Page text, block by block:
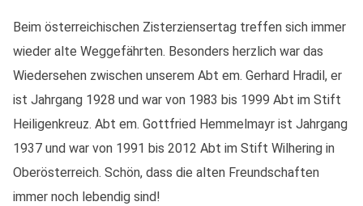
Beim österreichischen Zisterziensertag treffen sich immer
wieder alte Weggefährten. Besonders herzlich war das
Wiedersehen zwischen unserem Abt em. Gerhard Hradil, er
ist Jahrgang 1928 und war von 1983 bis 1999 Abt im Stift
Heiligenkreuz. Abt em. Gottfried Hemmelmayr ist Jahrgang
1937 und war von 1991 bis 2012 Abt im Stift Wilhering in
Oberösterreich. Schön, dass die alten Freundschaften
immer noch lebendig sind!